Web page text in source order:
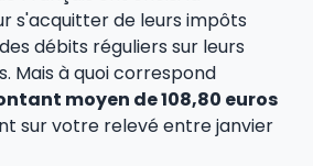
s'acquitter de leurs impôts
débits réguliers sur leurs
Mais à quoi correspond
moyen de 108,80 euros
sur votre relevé entre janvier